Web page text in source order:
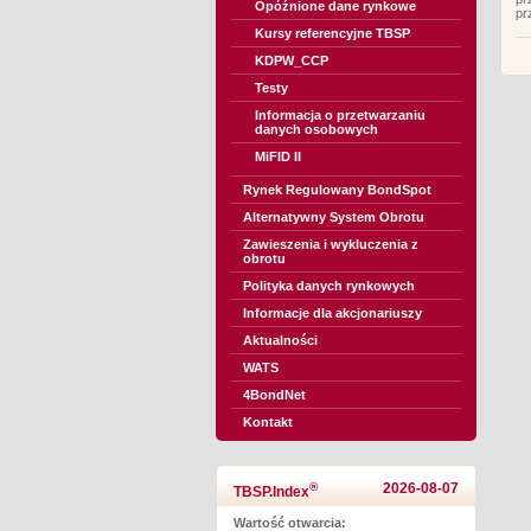
Opóźnione dane rynkowe
Kursy referencyjne TBSP
KDPW_CCP
Testy
Informacja o przetwarzaniu
danych osobowych
MiFID II
Rynek Regulowany BondSpot
Alternatywny System Obrotu
Zawieszenia i wykluczenia z
obrotu
Polityka danych rynkowych
Informacje dla akcjonariuszy
Aktualności
WATS
4BondNet
Kontakt
TBSP.Index® 2026-08-07
Wartość otwarcia: